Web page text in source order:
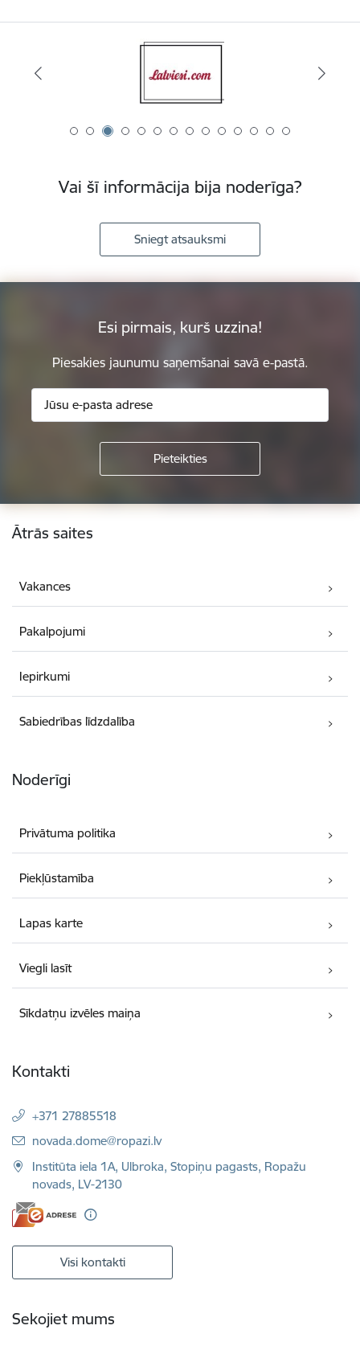
Vai šī informācija bija noderīga?
Sniegt atsauksmi
Esi pirmais, kurš uzzina!
Piesakies jaunumu saņemšanai savā e-pastā.
Kājene
Ātrās saites
Vakances
Pakalpojumi
Iepirkumi
Sabiedrības līdzdalība
Noderīgi
Privātuma politika
Piekļūstamība
Lapas karte
Viegli lasīt
Sīkdatņu izvēles maiņa
Kontakti
+371 27885518
E-pasts:
novada.dome@ropazi.lv
Institūta iela 1A, Ulbroka, Stopiņu pagasts, Ropažu
novads, LV-2130
Visi kontakti
Sekojiet mums